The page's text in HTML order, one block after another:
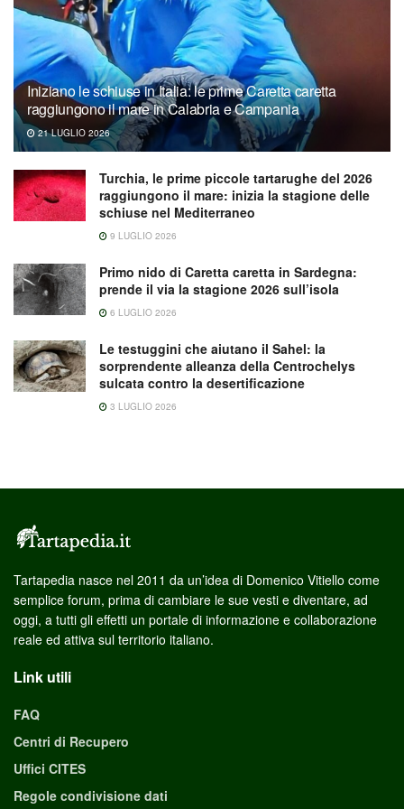
Iniziano le schiuse in Italia: le prime Caretta caretta
raggiungono il mare in Calabria e Campania
21 LUGLIO 2026
Turchia, le prime piccole tartarughe del 2026
raggiungono il mare: inizia la stagione delle
schiuse nel Mediterraneo
9 LUGLIO 2026
Primo nido di Caretta caretta in Sardegna:
prende il via la stagione 2026 sull’isola
6 LUGLIO 2026
Le testuggini che aiutano il Sahel: la
sorprendente alleanza della Centrochelys
sulcata contro la desertificazione
3 LUGLIO 2026
Tartapedia nasce nel 2011 da un’idea di Domenico Vitiello come
semplice forum, prima di cambiare le sue vesti e diventare, ad
oggi, a tutti gli effetti un portale di informazione e collaborazione
reale ed attiva sul territorio italiano.
Link utili
FAQ
Centri di Recupero
Uffici CITES
Regole condivisione dati